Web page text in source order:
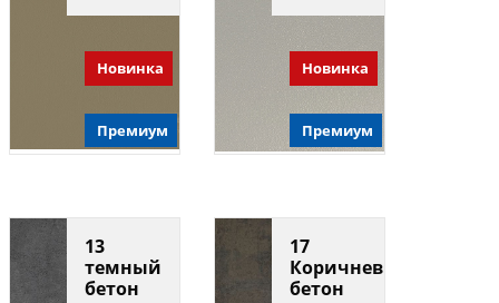
Новинка
Премиум
Новинка
Премиум
13
темный
бетон
17
Коричневый
бетон